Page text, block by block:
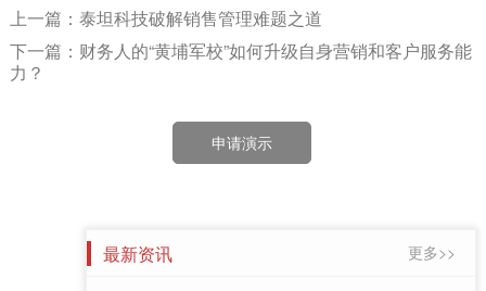
上一篇：泰坦科技破解销售管理难题之道
下一篇：财务人的“黄埔军校”如何升级自身营销和客户服务能
力？
申请演示
最新资讯 更多>>